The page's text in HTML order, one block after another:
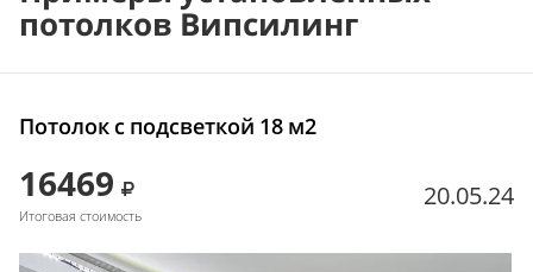
потолков Випсилинг
Потолок с подсветкой 18 м2
16469
Итоговая стоимость
20.05.24